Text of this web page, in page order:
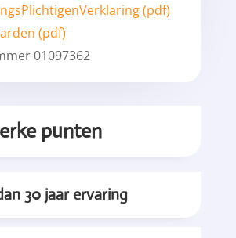
(pdf)
(pdf)
01097362
punten
30 jaar ervaring